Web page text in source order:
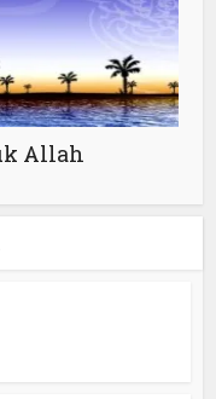
Allah